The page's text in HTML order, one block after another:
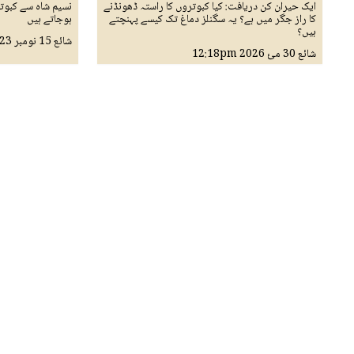
ایک حیران کن دریافت: کیا کبوتروں کا راستہ ڈھونڈنے
کا راز جگر میں ہے؟ یہ سگنلز دماغ تک کیسے پہنچتے
ہیں؟
شائع30 مئ 2026 12:18pm
نسیم شاہ سے
ہوجاتے ہیں
شائع15 نومبر 2023